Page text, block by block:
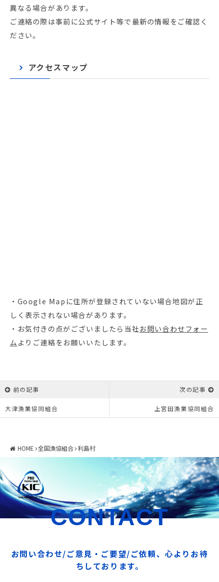
異なる場合があります。
ご連絡の際は事前に公式サイト等で最新の情報をご確認く
ださい。
アクセスマップ
・Google Mapに住所が登録されていない場合地図が正
しく表示されない場合があります。
・お気付きの点がございましたら当社お問い合わせフォー
ムよりご連絡をお願いいたします。
前の記事
大津漁業協同組合
次の記事
上宮田漁業協同組合
HOME 全国漁協組合 利島村
CONTACT
お問い合わせ/ご意見・ご要望/ご依頼、心よりお待
ちしております。